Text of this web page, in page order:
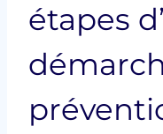
étapes